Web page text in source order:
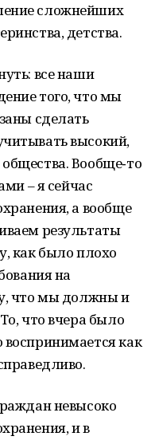
сложнейших
детства.
все наши
того, что мы
сделать
высокий,
Вообще‑то
– я сейчас
а вообще
результаты
как было плохо
на
что мы должны и
что вчера было
как
невысоко
и в